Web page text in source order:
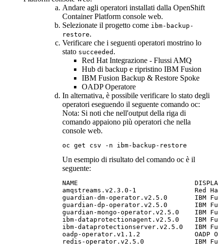
Andare agli operatori installati dalla OpenShift
Container Platform console web.
Selezionate il progetto come ibm-backup-
restore.
Verificare che i seguenti operatori mostrino lo
stato succeeded .
Red Hat Integrazione - Flussi AMQ
Hub di backup e ripristino IBM Fusion
IBM Fusion Backup & Restore Spoke
OADP Operatore
In alternativa, è possibile verificare lo stato degli
operatori eseguendo il seguente comando oc:
Nota: Si noti che nell'output della riga di
comando appaiono più operatori che nella
console web.
oc get csv -n ibm-backup-restore
Un esempio di risultato del comando oc è il
seguente:
NAME
amqstreams.v2.3.0-1               Red
guardian-dm-operator.v2.5.0
guardian-dp-operator.v2.5.0       IBM
guardian-mongo-operator.v2.5.0
ibm-dataprotectionagent.v2.5.0
ibm-dataprotectionserver.v2.5.0
oadp-operator.v1.1.2